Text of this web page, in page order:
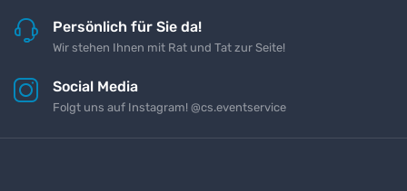
Persönlich für Sie da!
Wir stehen Ihnen mit Rat und Tat zur Seite!
Social Media
Folgt uns auf Instagram! @cs.eventservice